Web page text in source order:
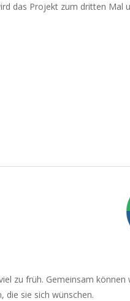
das Projekt zum dritten Mal
zu früh. Gemeinsam
die sie sich wünschen.